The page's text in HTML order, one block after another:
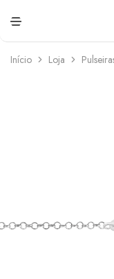
Início Loja